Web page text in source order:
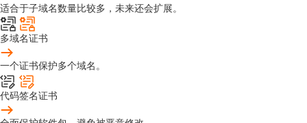
适合于子域名数量比较多，未来还会扩展。
多域名证书
一个证书保护多个域名。
代码签名证书